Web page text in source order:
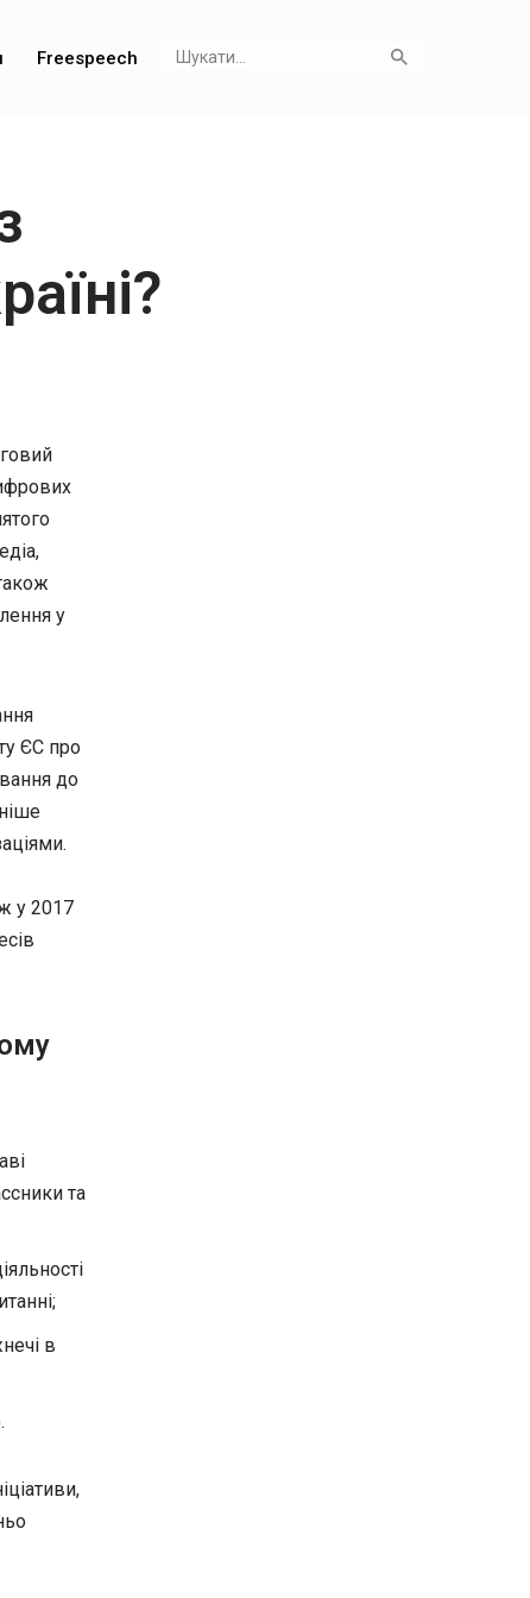
Freespeech
у
ЄС про
до
у 2017
та
в